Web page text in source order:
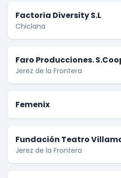
Factoria Diversity S.L
Chiclana
Faro Producciones.
Jerez de la Frontera
Femenix
Fundación Teatro
Jerez de la Frontera